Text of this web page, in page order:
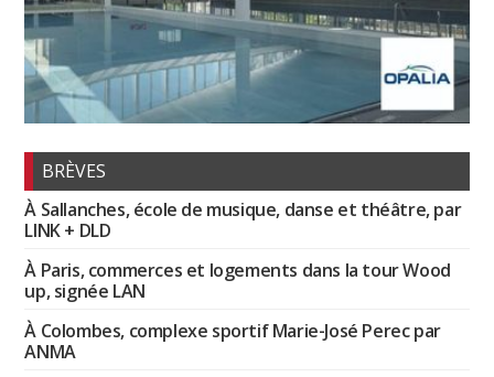
BRÈVES
À Sallanches, école de musique, danse et théâtre, par
LINK + DLD
À Paris, commerces et logements dans la tour Wood
up, signée LAN
À Colombes, complexe sportif Marie-José Perec par
ANMA